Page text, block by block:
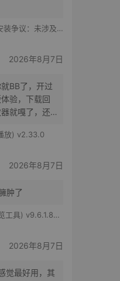
设备，承诺不用用户照片训练AI
2026年8月7日
BB了，开过
验，下载回
就嘎了，还
放) v2.33.0
2026年8月7日
肿了
官方便携版
2026年8月7日
觉最好用，其